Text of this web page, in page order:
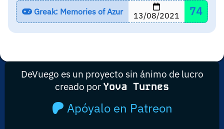
Greak: Memories of Azur 13/08/2021 74
DeVuego es un proyecto sin ánimo de lucro
creado por Yova Turnes
Apóyalo en Patreon